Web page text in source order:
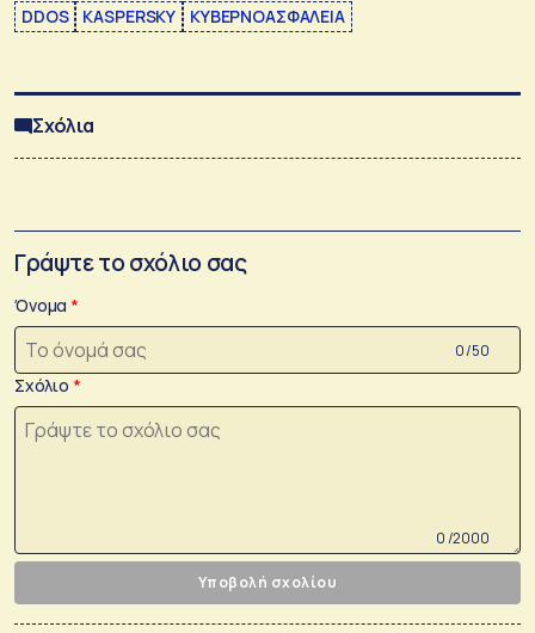
DDOS KASPERSKY ΚΥΒΕΡΝΟΑΣΦΑΛΕΙΑ
Σχόλια
Γράψτε το σχόλιο σας
Όνομα
0 /50
Σχόλιο
0 /2000
Υποβολή σχολίου